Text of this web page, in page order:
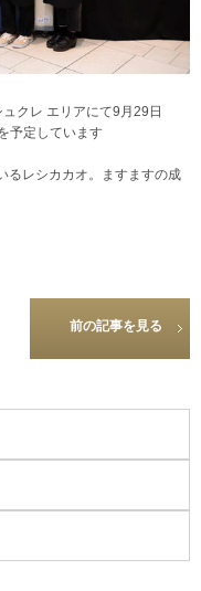
クレ エリアにて9月29日
予定しています
るレシカカオ。ますますの成
前の記事を見る